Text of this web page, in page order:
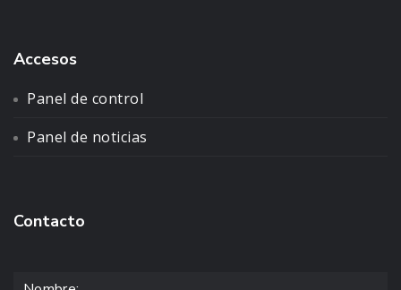
Accesos
Panel de control
Panel de noticias
Contacto